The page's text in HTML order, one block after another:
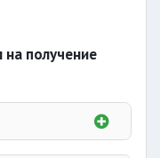
получение